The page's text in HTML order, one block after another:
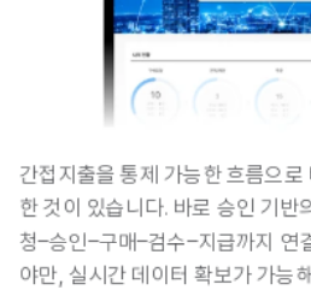
간접지출을 통제 가능한 흐름으
한 것이 있습니다. 바로 승인 기반
청–승인–구매–검수–지급까지 연
야만, 실시간 데이터 확보가 가능